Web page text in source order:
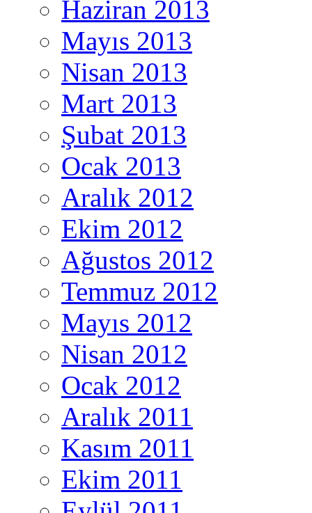
Haziran 2013
Mayıs 2013
Nisan 2013
Mart 2013
Şubat 2013
Ocak 2013
Aralık 2012
Ekim 2012
Ağustos 2012
Temmuz 2012
Mayıs 2012
Nisan 2012
Ocak 2012
Aralık 2011
Kasım 2011
Ekim 2011